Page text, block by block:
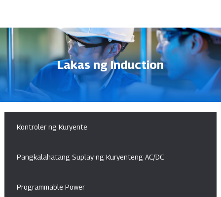
Lakas ng Induction
Kontroler ng Kuryente
Pangkalahatang Suplay ng Kuryenteng AC/DC
Programmable Power